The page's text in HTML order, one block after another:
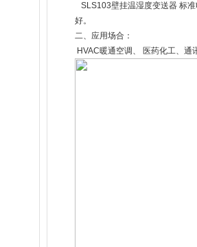
SLS103壁挂温湿度变送器 标
好。
二、应用场合：
HVAC暖通空调、 医药化工、